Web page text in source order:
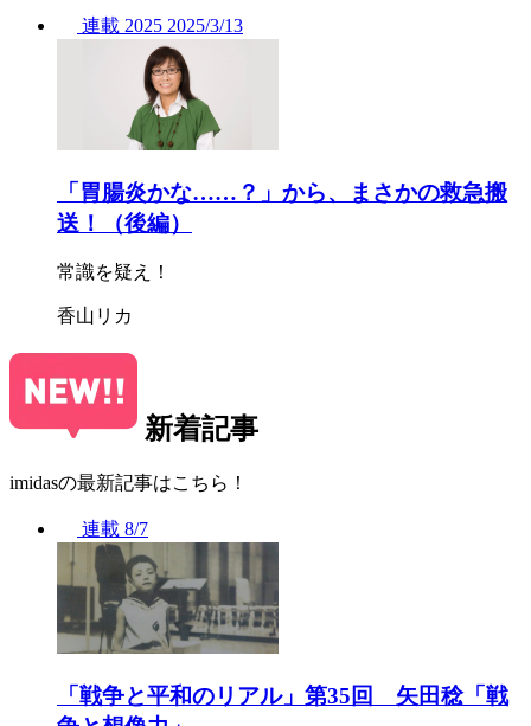
連載 2025 2025/3/13
「胃腸炎かな……？」から、まさかの救急搬
送！（後編）
常識を疑え！
香山リカ
新着記事
imidasの最新記事はこちら！
連載 8/7
「戦争と平和のリアル」第35回 矢田稔「戦